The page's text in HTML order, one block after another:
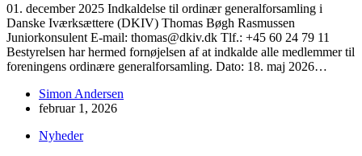
01. december 2025 Indkaldelse til ordinær generalforsamling i
Danske Iværksættere (DKIV) Thomas Bøgh Rasmussen
Juniorkonsulent E-mail: thomas@dkiv.dk Tlf.: +45 60 24 79 11
Bestyrelsen har hermed fornøjelsen af at indkalde alle medlemmer til
foreningens ordinære generalforsamling. Dato: 18. maj 2026…
Simon Andersen
februar 1, 2026
Nyheder